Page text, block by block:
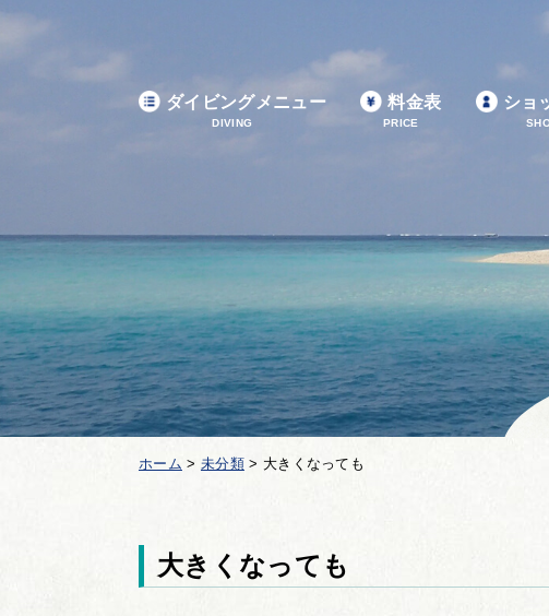
ダイビングメニュー
DIVING
料金表
PRICE
ショ
ホーム > 未分類> 大きくなっても
大きくなっても